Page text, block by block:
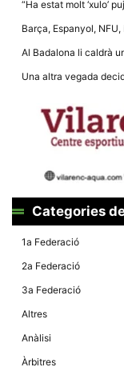
“Ha estat molt ‘xulo’
Barça, Espanyol,
Al Badalona li caldrà
Una altra vegada
Categories
1a Federació
2a Federació
3a Federació
Altres
Anàlisi
Àrbitres